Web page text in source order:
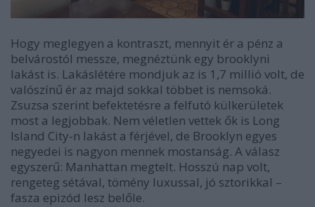
Hogy meglegyen a kontraszt, mennyit ér a pénz a
belvárostól messze, megnéztünk egy brooklyni
lakást is. Lakáslétére mondjuk az is 1,7 millió volt, de
valószínű ér az majd sokkal többet is nemsoká.
Zsuzsa szerint befektetésre a felfutó külkerületek
most a legjobbak. Nem véletlen vettek ők is Long
Island City-n lakást a férjével, de Brooklyn egyes
negyedei is nagyon mennek mostanság. A válasz
egyszerű: Manhattan megtelt. Hosszú nap volt,
rengeteg sétával, tömény luxussal, jó sztorikkal –
fasza epizód lesz belőle.